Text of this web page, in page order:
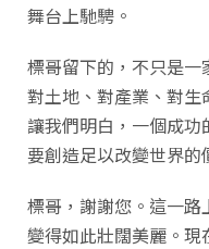
舞台上馳騁。
標哥留下的，不只是
對土地、對產業、對
讓我們明白，一個成
要創造足以改變世界的
標哥，謝謝您。這一
變得如此壯闊美麗。